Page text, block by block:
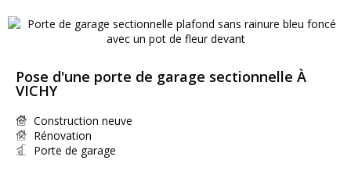
Pose d'une porte de garage sectionnelle À
VICHY
Construction neuve
Rénovation
Porte de garage